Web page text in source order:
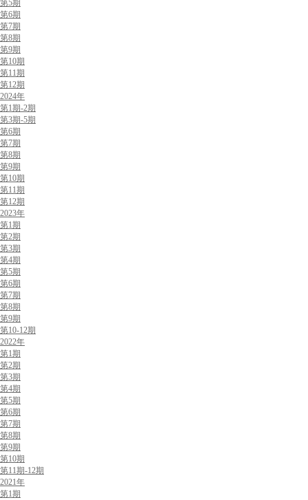
第5期
第6期
第7期
第8期
第9期
第10期
第11期
第12期
2024年
第1期-2期
第3期-5期
第6期
第7期
第8期
第9期
第10期
第11期
第12期
2023年
第1期
第2期
第3期
第4期
第5期
第6期
第7期
第8期
第9期
第10-12期
2022年
第1期
第2期
第3期
第4期
第5期
第6期
第7期
第8期
第9期
第10期
第11期-12期
2021年
第1期